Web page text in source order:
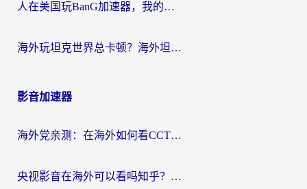
人在美国玩BanG加速器，我的延迟终于绿了
海外玩坦克世界总卡顿？海外坦克世界加速器有哪些？实测好用的选择在这里
影音加速器
海外党亲测：在海外如何看CCTV？告别“仅限大陆播放”的实用指南
央视影音在海外可以看吗知乎？留学生亲测：3步解决地域限制+追剧自由